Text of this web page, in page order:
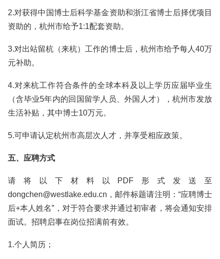
2.对获得中国博士后科学基金资助和浙江省博士后择优项目
资助的，杭州市给予1:1配套资助。
3.对出站留杭（来杭）工作的博士后，杭州市给予每人40万
元补助。
4.对来杭工作符合条件的全球本科及以上学历应届毕业生
（含毕业5年内的回国留学人员、外国人才），杭州市发放
生活补贴，其中博士10万元。
5.可申请认定杭州市高层次人才，并享受相应政策。
五、应聘方式
请将以下材料以PDF形式发送至
dongchen@westlake.edu.cn，邮件标题请注明：“应聘博士
后+本人姓名”，对于符合要求并通过初审者，将会通知安排
面试。招聘启事在岗位招满前有效。
1.个人简历；